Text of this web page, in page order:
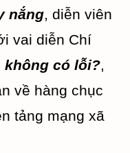
nắng, diễn viên
vai diễn Chí
không có lỗi?,
về hàng chục
tảng mạng xã